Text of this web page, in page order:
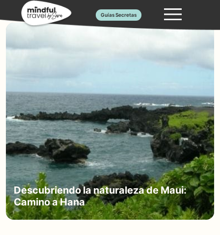
Saltar
al
contenido
Guías Secretas
Descubriendo la naturaleza de Maui:
Camino a Hana